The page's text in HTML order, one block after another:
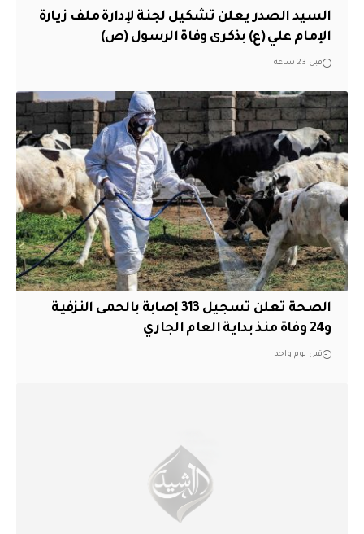
السيد الصدر يعلن تشكيل لجنة لإدارة ملف زيارة
الإمام علي (ع) بذكرى وفاة الرسول (ص)
قبل 23 ساعة
الصحة تعلن تسجيل 313 إصابة بالحمى النزفية
و24 وفاة منذ بداية العام الجاري
قبل يوم واحد